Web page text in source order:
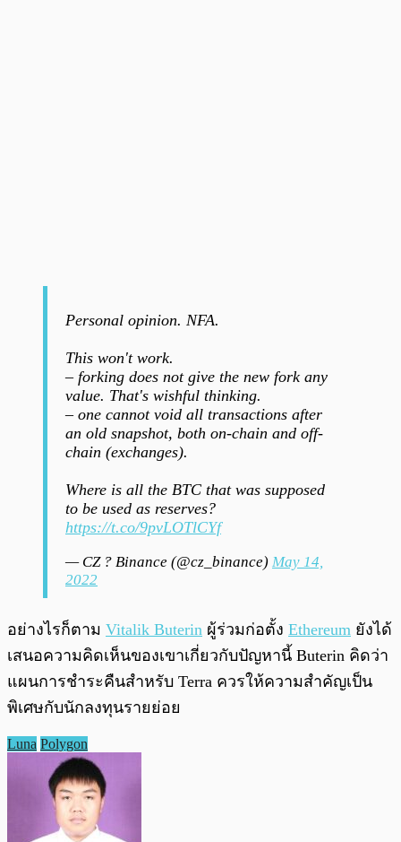
Personal opinion. NFA.
This won't work.
– forking does not give the new fork any
value. That's wishful thinking.
– one cannot void all transactions after
an old snapshot, both on-chain and off-
chain (exchanges).
Where is all the BTC that was supposed
to be used as reserves?
https://t.co/9pvLOTlCYf
— CZ ? Binance (@cz_binance) May 14,
2022
อย่างไรก็ตาม Vitalik Buterin ผู้ร่วมก่อตั้ง Ethereum ยังได้
เสนอความคิดเห็นของเขาเกี่ยวกับปัญหานี้ Buterin คิดว่า
แผนการชำระคืนสำหรับ Terra ควรให้ความสำคัญเป็น
พิเศษกับนักลงทุนรายย่อย
Luna Polygon